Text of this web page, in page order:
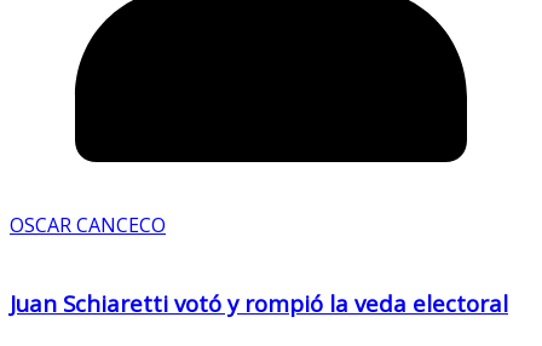
OSCAR CANCECO
Juan Schiaretti votó y rompió la veda electoral